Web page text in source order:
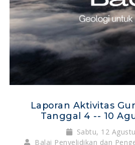
Laporan Aktivitas
Tanggal 4 -- 10
Sabtu, 12
Balai Penyelidikan dan